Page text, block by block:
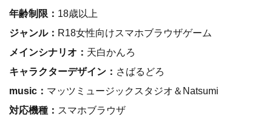
年齢制限： 18歳以上
ジャンル： R18女性向けスマホブラウザゲーム
メインシナリオ： 天白かんろ
キャラクターデザイン： さばるどろ
music： マッツミュージックスタジオ＆Natsumi
対応機種： スマホブラウザ